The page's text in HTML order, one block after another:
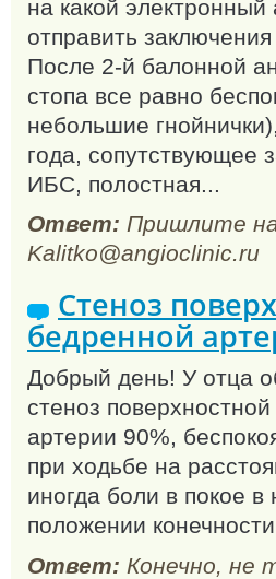
на какой
отправить
После 2-й балонной
стопа все равно
небольшие
года, сопутствующее
ИБС, полостная...
Ответ: Пришлите
Kalitko@angioclinic.ru
Стеноз
бедренной
Добрый день! У отца
стеноз
артерии 90%,
при ходьбе на
иногда боли в покое в
положении
Ответ: Конечно, не